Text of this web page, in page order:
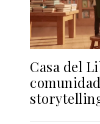
Casa del